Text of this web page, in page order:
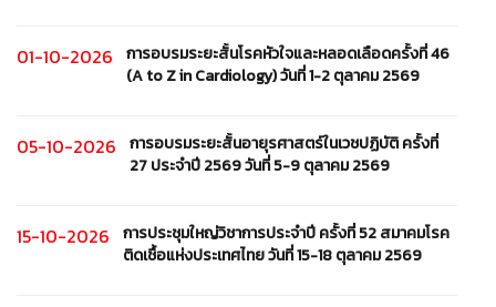
01-10-2026
การอบรมระยะสั้นโรคหัวใจและหลอดเลือดครั้งที่ 46
(A to Z in Cardiology) วันที่ 1-2 ตุลาคม 2569
05-10-2026
การอบรมระยะสั้นอายุรศาสตร์ในเวชปฏิบัติ ครั้งที่
27 ประจำปี 2569 วันที่ 5-9 ตุลาคม 2569
15-10-2026
การประชุมใหญ่วิชาการประจำปี ครั้งที่ 52 สมาคมโรค
ติดเชื้อแห่งประเทศไทย วันที่ 15-18 ตุลาคม 2569